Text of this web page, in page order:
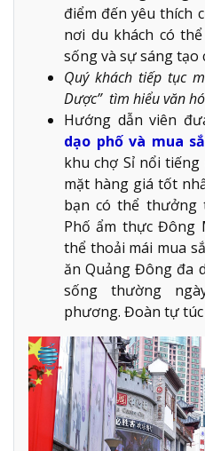
điểm đến yêu thích
nơi du khách có
sống và sự sáng tạo
Quý khách tiếp tục
Dược” tìm hiểu văn
Hướng dẫn viên
dạo phố và mua
khu chợ Sỉ nổi tiếng
mặt hàng giá tốt
bạn có thể thưởng
Phố ẩm thực Đông
thể thoải mái mua
ăn Quảng Đông đa
sống thường
phương. Đoàn tự